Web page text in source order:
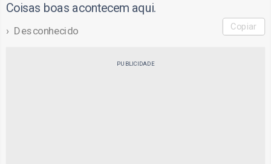
Coisas boas acontecem aqui.
Desconhecido Copiar
PUBLICIDADE